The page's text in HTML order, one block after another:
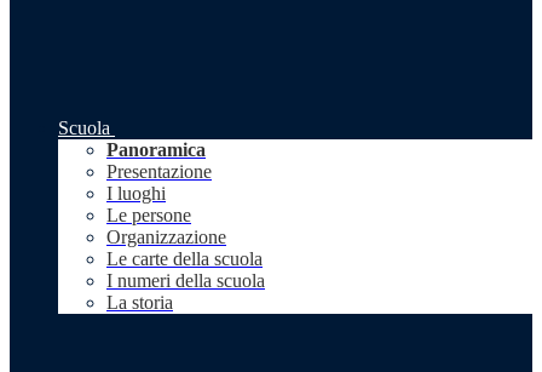
Scuola
Panoramica
Presentazione
I luoghi
Le persone
Organizzazione
Le carte della scuola
I numeri della scuola
La storia